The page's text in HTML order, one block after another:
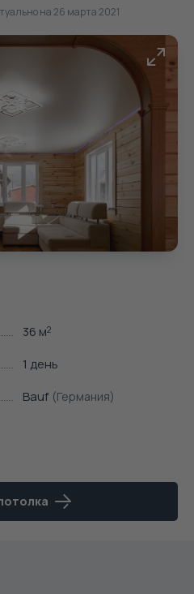
на 26 марта 2021
36 м2
1 день
Bauf (Германия)